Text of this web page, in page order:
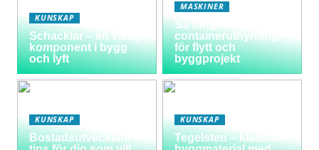
KUNSKAP
Schacklar – en viktig
komponent i bygg
och lyft
MASKINER
Så fungerar
containeruthyrning
för flytt och
byggprojekt
KUNSKAP
Bostadsutvecklare –
KUNSKAP
Tegelsten – klassisk